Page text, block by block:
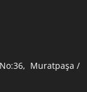
Muratpaşa /